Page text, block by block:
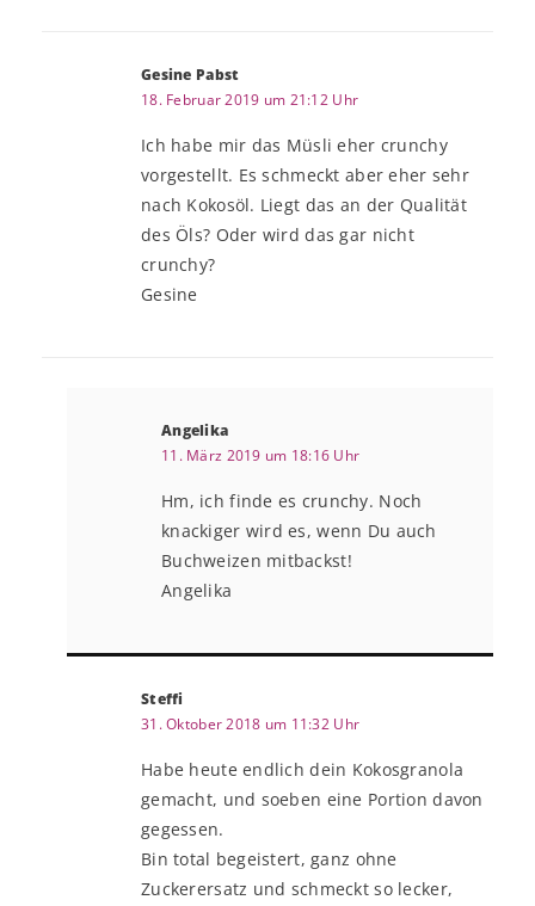
Gesine Pabst
18. Februar 2019 um 21:12 Uhr
Ich habe mir das Müsli eher crunchy
vorgestellt. Es schmeckt aber eher sehr
nach Kokosöl. Liegt das an der Qualität
des Öls? Oder wird das gar nicht
crunchy?
Gesine
Angelika
11. März 2019 um 18:16 Uhr
Hm, ich finde es crunchy. Noch
knackiger wird es, wenn Du auch
Buchweizen mitbackst!
Angelika
Steffi
31. Oktober 2018 um 11:32 Uhr
Habe heute endlich dein Kokosgranola
gemacht, und soeben eine Portion davon
gegessen.
Bin total begeistert, ganz ohne
Zuckerersatz und schmeckt so lecker,